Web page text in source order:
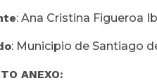
: Ana Cristina Figueroa
: Municipio de Santiago
ANEXO: